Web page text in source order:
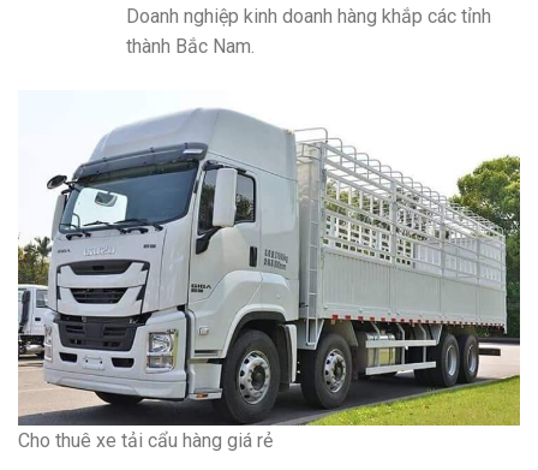
Doanh nghiệp kinh doanh hàng khắp các tỉnh
thành Bắc Nam.
Cho thuê xe tải cẩu hàng giá rẻ